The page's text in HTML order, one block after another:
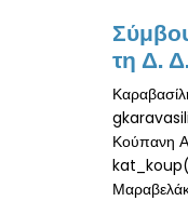
τη Δ.
Κούπανη